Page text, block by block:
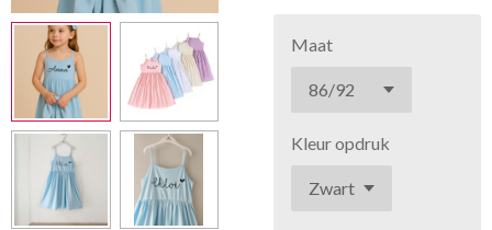
Maat
Kleur opdruk